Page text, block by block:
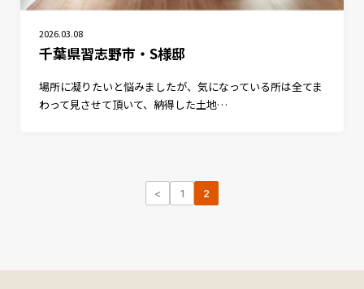
2026.03.08
千葉県習志野市・S様邸
場所に凝りたいと悩みましたが、気になっている所は全てま
わって見させて頂いて、納得した土地…
< 1 2